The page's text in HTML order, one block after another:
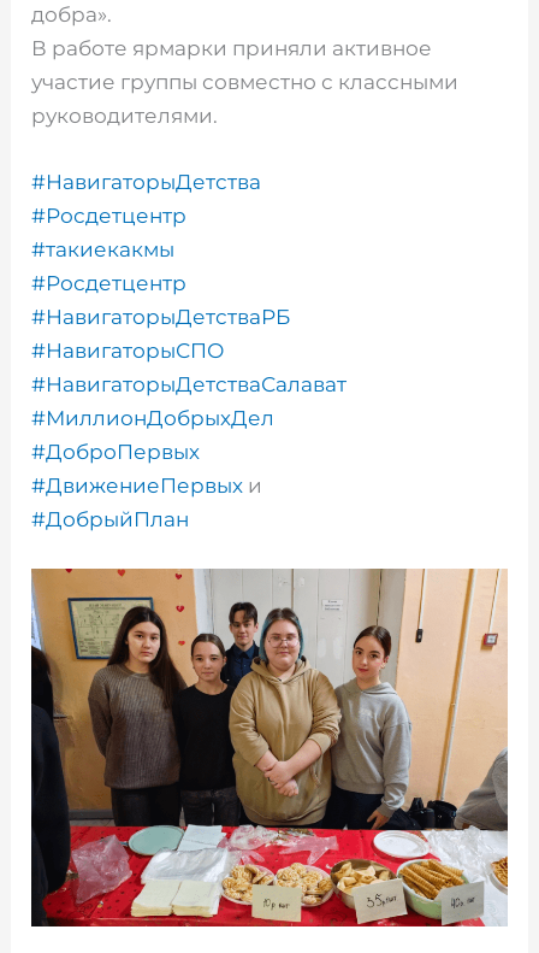
добра».
В работе ярмарки приняли активное
участие группы совместно с классными
руководителями.
#НавигаторыДетства
#Росдетцентр
#такиекакмы
#Росдетцентр
#НавигаторыДетстваРБ
#НавигаторыСПО
#НавигаторыДетстваСалават
#МиллионДобрыхДел
#ДоброПервых
#ДвижениеПервых и
#ДобрыйПлан